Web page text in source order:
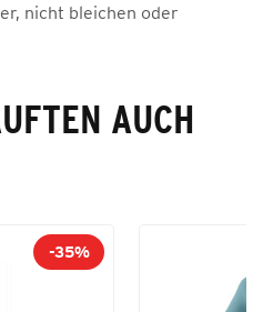
nicht bleichen oder
AUCH
-35%